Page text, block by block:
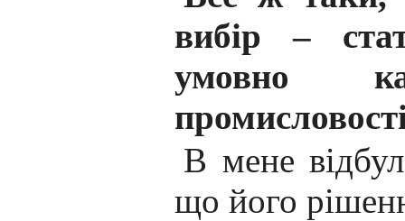
вибір –
умовно
В мене
що його